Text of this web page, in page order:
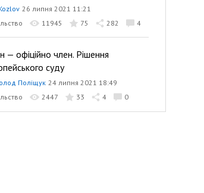
26 липня 2021 11:21
11945 75 282 4
— офіційно член. Рішення
суду
Поліщук 24 липня 2021 18:49
2447 33 4 0